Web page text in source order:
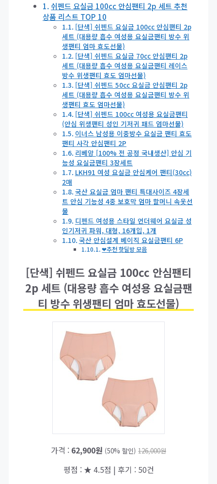
쉬펜드 요실금 100cc 안심팬티 2p 세트 추천
상품 리스트 TOP 10
[단색] 쉬펜드 요실금 100cc 안심팬티 2p
세트 (대용량 흡수 여성용 요실금팬티 방수 위
생팬티 엄마 효도선물)
[단색] 쉬펜드 요실금 70cc 안심팬티 2p
세트 (대용량 흡수 여성용 요실금팬티 레이스
방수 위생팬티 효도 엄마선물)
[단색] 쉬펜드 50cc 요실금 안심팬티 2p
세트 (대용량 흡수 여성용 요실금팬티 방수 위
생팬티 효도 엄마선물)
[단색] 쉬펜드 100cc 여성용 요실금팬티
(안심 위생팬티 성인 기저귀 패드 엄마선물)
이너스 남성용 이중방수 요실금 팬티 효도
팬티 사각 안심팬티 2P
리베앙 [100% 전 공정 국내생산] 안심 기
능성 요실금팬티 3장세트
LKH91 여성 요실금 안심케어 팬티(30cc)
2매
국산 요실금 엄마 팬티 특대사이즈 4장세
트 안심 기능성 4중 보호막 엄마 할머니 속옷선
물
디펜드 여성용 스타일 언더웨어 요실금 성
인기저귀 파워, 대형, 16개입, 1개
국산 안심설계 베이직 요실금팬티 6P
❤추천 핫딜방 모음
[단색] 쉬펜드 요실금 100cc 안심팬티
2p 세트 (대용량 흡수 여성용 요실금팬
티 방수 위생팬티 엄마 효도선물)
가격 : 62,900원 (50% 할인) 126,000원
평점 : ★ 4.5점 | 후기 : 50건